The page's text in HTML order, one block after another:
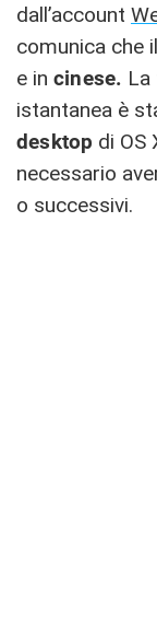
dall’account
comunica che
e in cinese.
istantanea è
desktop di OS
necessario
o successivi.